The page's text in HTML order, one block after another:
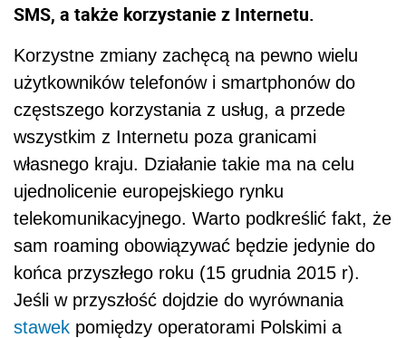
SMS, a także korzystanie z Internetu.
Korzystne zmiany zachęcą na pewno wielu
użytkowników telefonów i smartphonów do
częstszego korzystania z usług, a przede
wszystkim z Internetu poza granicami
własnego kraju. Działanie takie ma na celu
ujednolicenie europejskiego rynku
telekomunikacyjnego. Warto podkreślić fakt, że
sam roaming obowiązywać będzie jedynie do
końca przyszłego roku (15 grudnia 2015 r).
Jeśli w przyszłość dojdzie do wyrównania
stawek pomiędzy operatorami Polskimi a